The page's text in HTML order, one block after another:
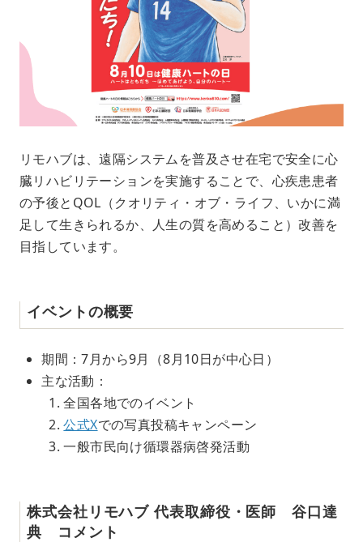
リモハブは、遠隔システムを普及させ在宅で安全に心
臓リハビリテーションを実施することで、心疾患患者
の予後とQOL（クオリティ・オブ・ライフ、いかに満
足して生きられるか、人生の質を高めること）改善を
目指しています。
イベントの概要
期間：7月から9月（8月10日が中心日）
主な活動：
全国各地でのイベント
公式Xでの写真投稿キャンペーン
一般市民向け循環器病啓発活動
株式会社リモハブ 代表取締役・医師 谷口達
典 コメント